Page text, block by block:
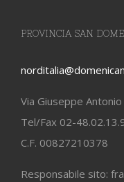
PROVINCIA SAN
Via Giuseppe
Tel/Fax 02-
C.F. 00827210378
Responsabile sito: